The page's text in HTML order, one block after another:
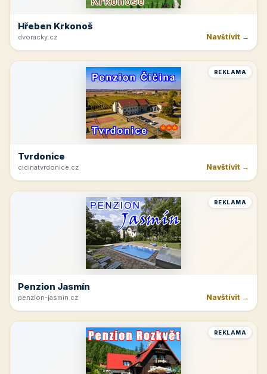
Hřeben Krkonoš
dvoracky.cz Navštívit →
REKLAMA
Tvrdonice
cicinatvrdonice.cz Navštívit →
REKLAMA
Penzion Jasmín
penzion-jasmin.cz Navštívit →
REKLAMA